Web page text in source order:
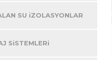
SU iZOLASYONLAR
SiSTEMLERi